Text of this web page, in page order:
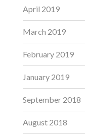
April 2019
March 2019
February 2019
January 2019
September 2018
August 2018